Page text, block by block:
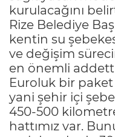
kurulacağını
Rize Belediye
kentin su
ve değişim
en önemli
Euroluk bir
yani şehir içi
450-500
hattımız var.